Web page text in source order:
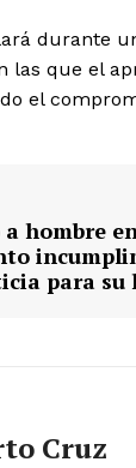
durante
las que el
el
hombre
para su
Cruz